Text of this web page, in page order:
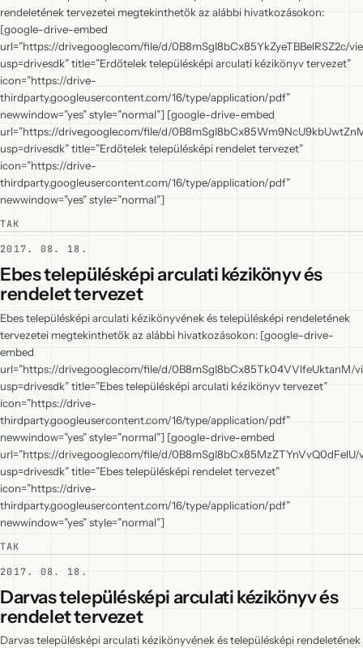
rendeletének tervezetei megtekinthetők az alábbi hivatkozásokon:
[google-drive-embed
url=”https://drive.google.com/file/d/0B8mSgI8bCx85YkZyeTBBelRSZ2c/
usp=drivesdk” title=”Erdőtelek településképi arculati kézikönyv tervezet”
icon=”https://drive-
thirdparty.googleusercontent.com/16/type/application/pdf”
newwindow=”yes” style=”normal”] [google-drive-embed
url=”https://drive.google.com/file/d/
usp=drivesdk” title=”Erdőtelek településképi rendelet tervezet”
icon=”https://drive-
thirdparty.googleusercontent.com/16/type/application/pdf”
newwindow=”yes” style=”normal”]
TAK
2017. 08. 18.
Ebes településképi arculati kézikönyv és
rendelet tervezet
Ebes településképi arculati kézikönyvének és településképi rendeletének
tervezetei megtekinthetők az alábbi hivatkozásokon: [google-drive-
embed
url=”https://drive.google.com/file/d/0B8mSgI8bCx85Tk04VVlfeUktanM/
usp=drivesdk” title=”Ebes településképi arculati kézikönyv tervezet”
icon=”https://drive-
thirdparty.googleusercontent.com/16/type/application/pdf”
newwindow=”yes” style=”normal”] [google-drive-embed
url=”https://drive.google.com/file/d/0B8mSgI8bCx85MzZTYnVvQ0dFelU/
usp=drivesdk” title=”Ebes településképi rendelet tervezet”
icon=”https://drive-
thirdparty.googleusercontent.com/16/type/application/pdf”
newwindow=”yes” style=”normal”]
TAK
2017. 08. 18.
Darvas településképi arculati kézikönyv és
rendelet tervezet
Darvas településképi arculati kézikönyvének és településképi rendeletének